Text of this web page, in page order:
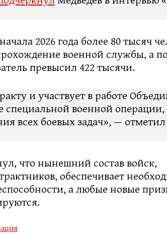
2026 года более 80 тысяч
военной службы, а
превысил 422 тысячи.
и участвует в работе
специальной военной
всех боевых задач», —
что нынешний состав войск,
обеспечивает
а любые новые